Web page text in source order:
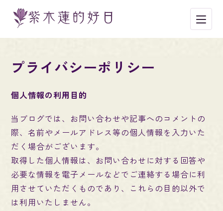
メニ
プライバシーポリシー
個人情報の利用目的
当ブログでは、お問い合わせや記事へのコメントの
際、名前やメールアドレス等の個人情報を入力いた
だく場合がございます。
取得した個人情報は、お問い合わせに対する回答や
必要な情報を電子メールなどでご連絡する場合に利
用させていただくものであり、これらの目的以外で
は利用いたしません。